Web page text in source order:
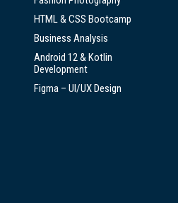
HTML & CSS Bootcamp
Business Analysis
Android 12 & Kotlin
Development
Figma – UI/UX Design